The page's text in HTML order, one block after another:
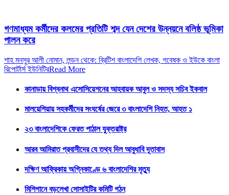
গণমাধ্যম কর্মীদের কলমের প্রতিটি শব্দ যেন দেশের উন্নয়নে বলিষ্ঠ ভূমিকা
পালন করে
শাহ মনসুর আলী নোমান, লন্ডন থেকে: ব্রিটিশ বাংলাদেশি লেখক, গবেষক ও ইউকে বাংলা
রিপোর্টার্স ইউনিটিরRead More
কানাডায় বিশ্বনাথ এসোসিয়েশনের আহবায়ক আবুল ও সদস্য সচিব ইকবাল
মালয়েশিয়ায় সহকর্মীদের সংঘর্ষের জেরে ৩ বাংলাদেশি নিহত, আহত ১
২৩ বাংলাদেশিকে ফেরত পাঠাল যুক্তরাষ্ট্র
আরব আমিরাত প্রবাসীদের যে তথ্য দিল আবুধাবি দূতাবাস
দক্ষিণ আফ্রিকায় অগ্নিকাণ্ডে ৬ বাংলাদেশির মৃত্যু
মিশিগানে বড়লেখা সোসাইটির কমিটি গঠন